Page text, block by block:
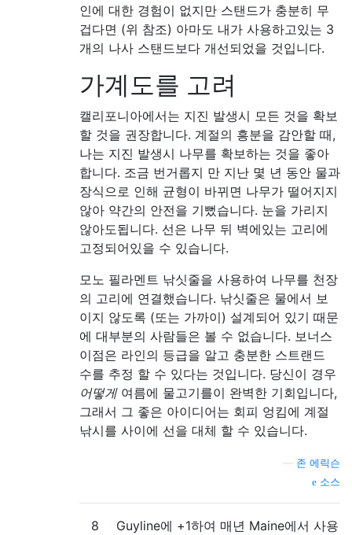
인에 대한 경험이 없지만 스탠드가 충분히 무
겁다면 (위 참조) 아마도 내가 사용하고있는 3
개의 나사 스탠드보다 개선되었을 것입니다.
가계도를 고려
캘리포니아에서는 지진 발생시 모든 것을 확보
할 것을 권장합니다. 계절의 흥분을 감안할 때,
나는 지진 발생시 나무를 확보하는 것을 좋아
합니다. 조금 번거롭지 만 지난 몇 년 동안 물과
장식으로 인해 균형이 바뀌면 나무가 떨어지지
않아 약간의 안전을 기뻤습니다. 눈을 가리지
않아도됩니다. 선은 나무 뒤 벽에있는 고리에
고정되어있을 수 있습니다.
모노 필라멘트 낚싯줄을 사용하여 나무를 천장
의 고리에 연결했습니다. 낚싯줄은 물에서 보
이지 않도록 (또는 가까이) 설계되어 있기 때문
에 대부분의 사람들은 볼 수 없습니다. 보너스
이점은 라인의 등급을 알고 충분한 스트랜드
수를 추정 할 수 있다는 것입니다. 당신이 경우
어떻게여름에 물고기를이 완벽한 기회입니다,
그래서 그 좋은 아이디어는 회피 엉킴에 계절
낚시를 사이에 선을 대체 할 수 있습니다.
존 에릭슨
소스
8
Guyline에 +1하여 매년 Maine에서 사용